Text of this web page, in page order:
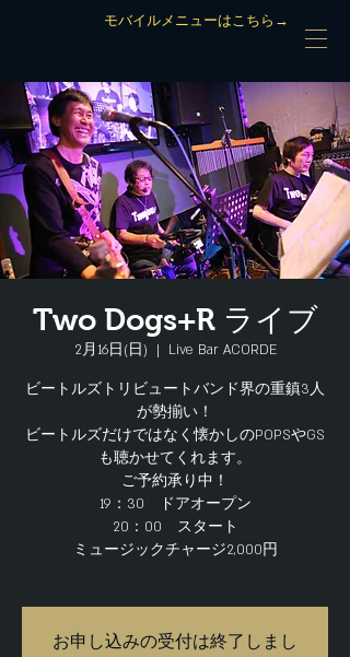
モバイルメニューはこちら→
Two Dogs+R ライブ
2月16日(日)
  |
Live Bar ACORDE
ビートルズトリビュートバンド界の重鎮3人
が勢揃い！
ビートルズだけではなく懐かしのPOPSやGS
も聴かせてくれます。
ご予約承り中！
19：30 ドアオープン
20：00 スタート
ミュージックチャージ2,000円
お申し込みの受付は終了しまし